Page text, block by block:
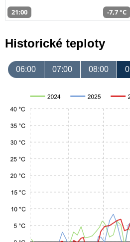
21:00 -7,7 °C
Historické teploty
06:00 07:00 08:00